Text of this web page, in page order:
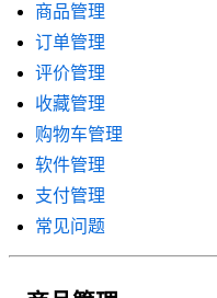
商品管理
订单管理
评价管理
收藏管理
购物车管理
软件管理
支付管理
常见问题